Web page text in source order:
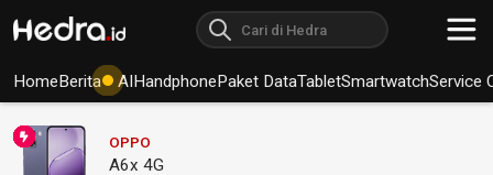
HomeBerita AIHandphonePaket DataTabletSmartwatchService
OPPO
A6x 4G